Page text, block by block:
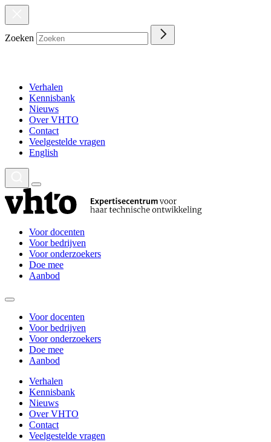
Zoeken
Verhalen
Kennisbank
Nieuws
Over VHTO
Contact
Veelgestelde vragen
English
Voor docenten
Voor bedrijven
Voor onderzoekers
Doe mee
Aanbod
Voor docenten
Voor bedrijven
Voor onderzoekers
Doe mee
Aanbod
Verhalen
Kennisbank
Nieuws
Over VHTO
Contact
Veelgestelde vragen